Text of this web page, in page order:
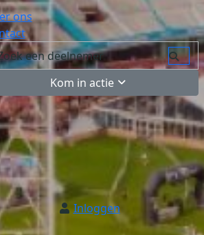
ons
Kom in actie
Inloggen